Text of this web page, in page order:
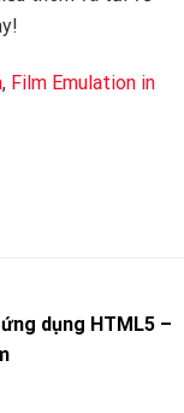
, Film Emulation in
dụng HTML5 –